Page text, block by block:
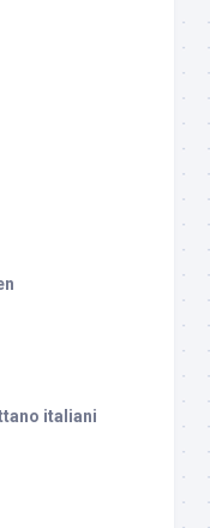
italiani